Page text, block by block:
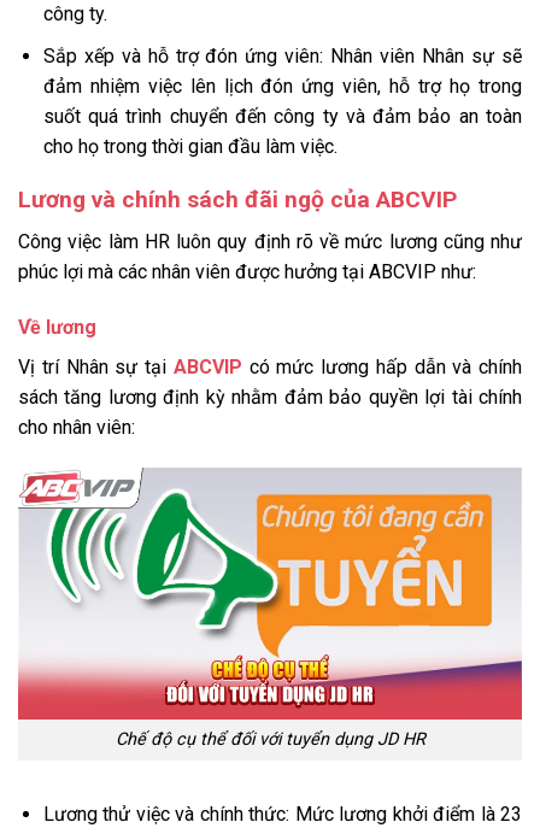
công ty.
Sắp xếp và hỗ trợ đón ứng viên: Nhân viên Nhân sự sẽ
đảm nhiệm việc lên lịch đón ứng viên, hỗ trợ họ trong
suốt quá trình chuyển đến công ty và đảm bảo an toàn
cho họ trong thời gian đầu làm việc.
Lương và chính sách đãi ngộ của ABCVIP
Công việc làm HR luôn quy định rõ về mức lương cũng như
phúc lợi mà các nhân viên được hưởng tại ABCVIP như:
Về lương
Vị trí Nhân sự tại ABCVIP có mức lương hấp dẫn và chính
sách tăng lương định kỳ nhằm đảm bảo quyền lợi tài chính
cho nhân viên:
Chế độ cụ thể đối với tuyển dụng JD HR
Lương thử việc và chính thức: Mức lương khởi điểm là 23